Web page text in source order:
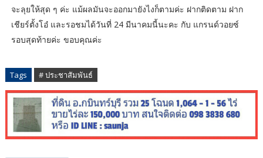
จะลุยให้สุด ๆ ค่ะ แม้ผลมันจะออกมายังไงก็ตามค่ะ ฝากติดตาม ฝาก
เชียร์ตั้งโอ๋ และรอชมได้วันที่ 24 มีนาคมนี้นะคะ กับ แกรนด์วอยซ์
รอบสุดท้ายค่ะ ขอบคุณค่ะ
Tags # ประชาสัมพันธ์